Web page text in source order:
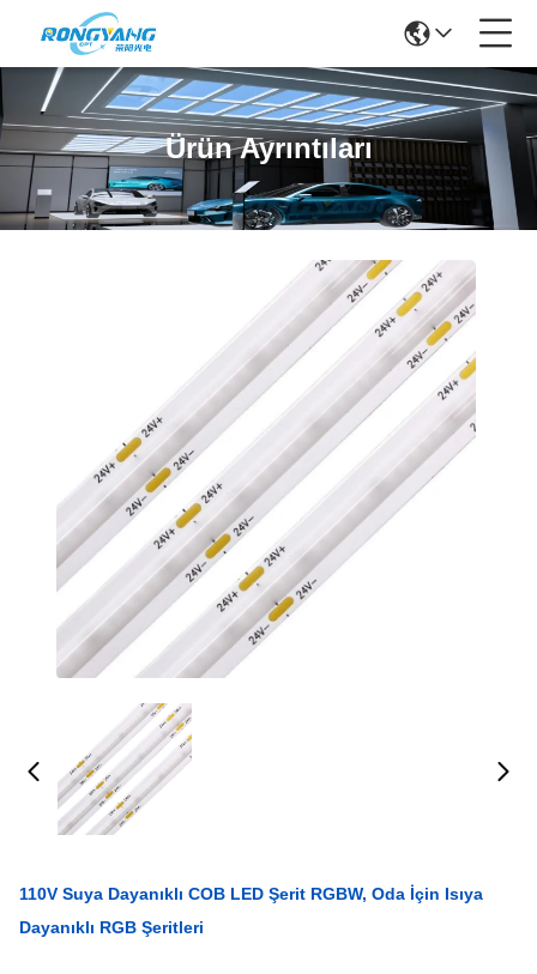
Ürün Ayrıntıları
110V Suya Dayanıklı COB LED Şerit RGBW, Oda İçin Isıya
Dayanıklı RGB Şeritleri